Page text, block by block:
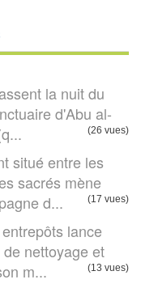
la nuit du
d'Abu al-
(26 vues)
situé entre les
sacrés mène
d...
(17 vues)
lance
nettoyage et
m...
(13 vues)